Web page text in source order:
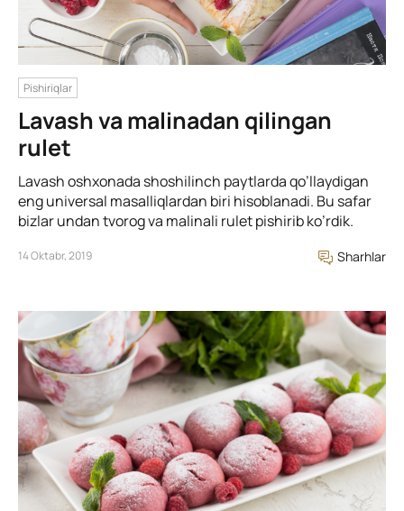
Pishiriqlar
Lavash va malinadan qilingan
rulet
Lavash oshxonada shoshilinch paytlarda qo’llaydigan
eng universal masalliqlardan biri hisoblanadi. Bu safar
bizlar undan tvorog va malinali rulet pishirib ko’rdik.
14 Oktabr, 2019 Sharhlar